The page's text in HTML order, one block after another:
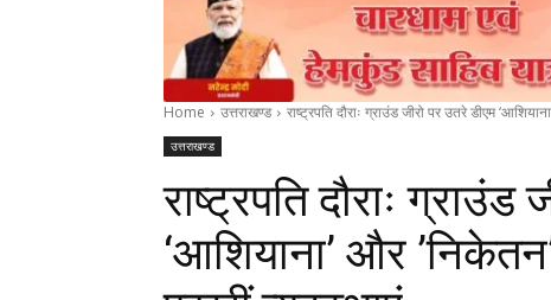
Home उत्तराखण्ड राष्ट्रपति दौराः ग्राउंड जीरो पर उतरे डीएम
उत्तराखण्ड
राष्ट्रपति दौराः ग्राउंड
‘आशियाना’ और